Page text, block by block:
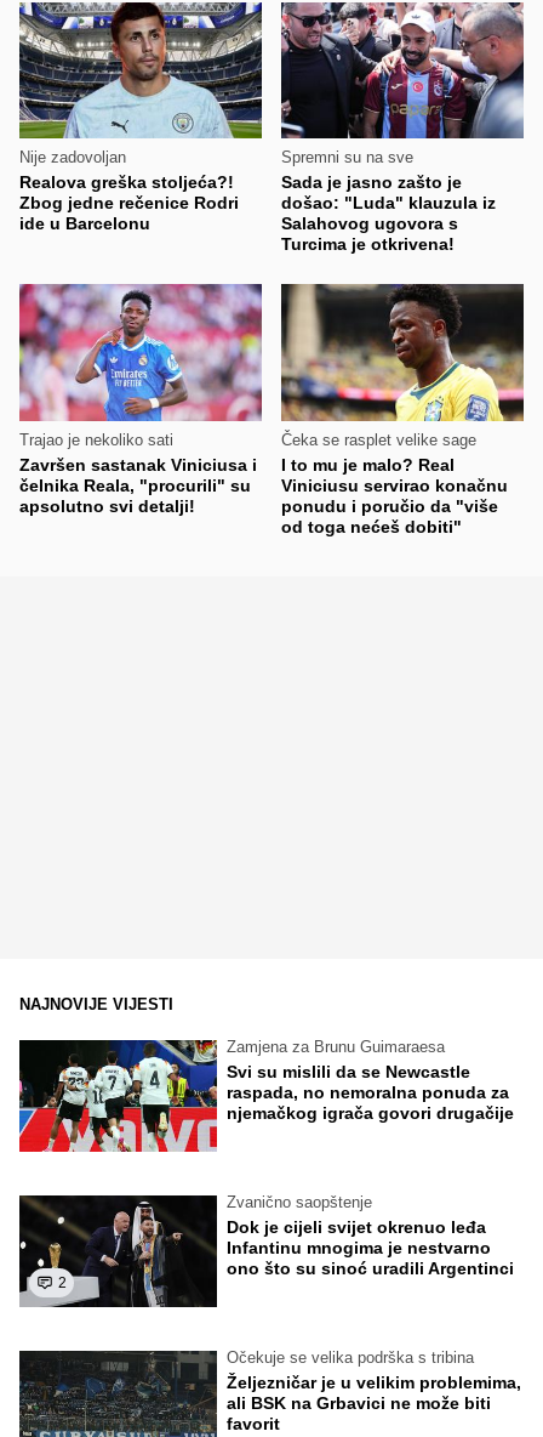
Nije zadovoljan
Realova greška stoljeća?!
Zbog jedne rečenice Rodri
ide u Barcelonu
Spremni su na sve
Sada je jasno zašto je
došao: "Luda" klauzula iz
Salahovog ugovora s
Turcima je otkrivena!
Trajao je nekoliko sati
Završen sastanak Viniciusa i
čelnika Reala, "procurili" su
apsolutno svi detalji!
Čeka se rasplet velike sage
I to mu je malo? Real
Viniciusu servirao konačnu
ponudu i poručio da "više
od toga nećeš dobiti"
NAJNOVIJE VIJESTI
Zamjena za Brunu Guimaraesa
Svi su mislili da se Newcastle
raspada, no nemoralna ponuda za
njemačkog igrača govori drugačije
2
Zvanično saopštenje
Dok je cijeli svijet okrenuo leđa
Infantinu mnogima je nestvarno
ono što su sinoć uradili Argentinci
Očekuje se velika podrška s tribina
Željezničar je u velikim problemima,
ali BSK na Grbavici ne može biti
favorit